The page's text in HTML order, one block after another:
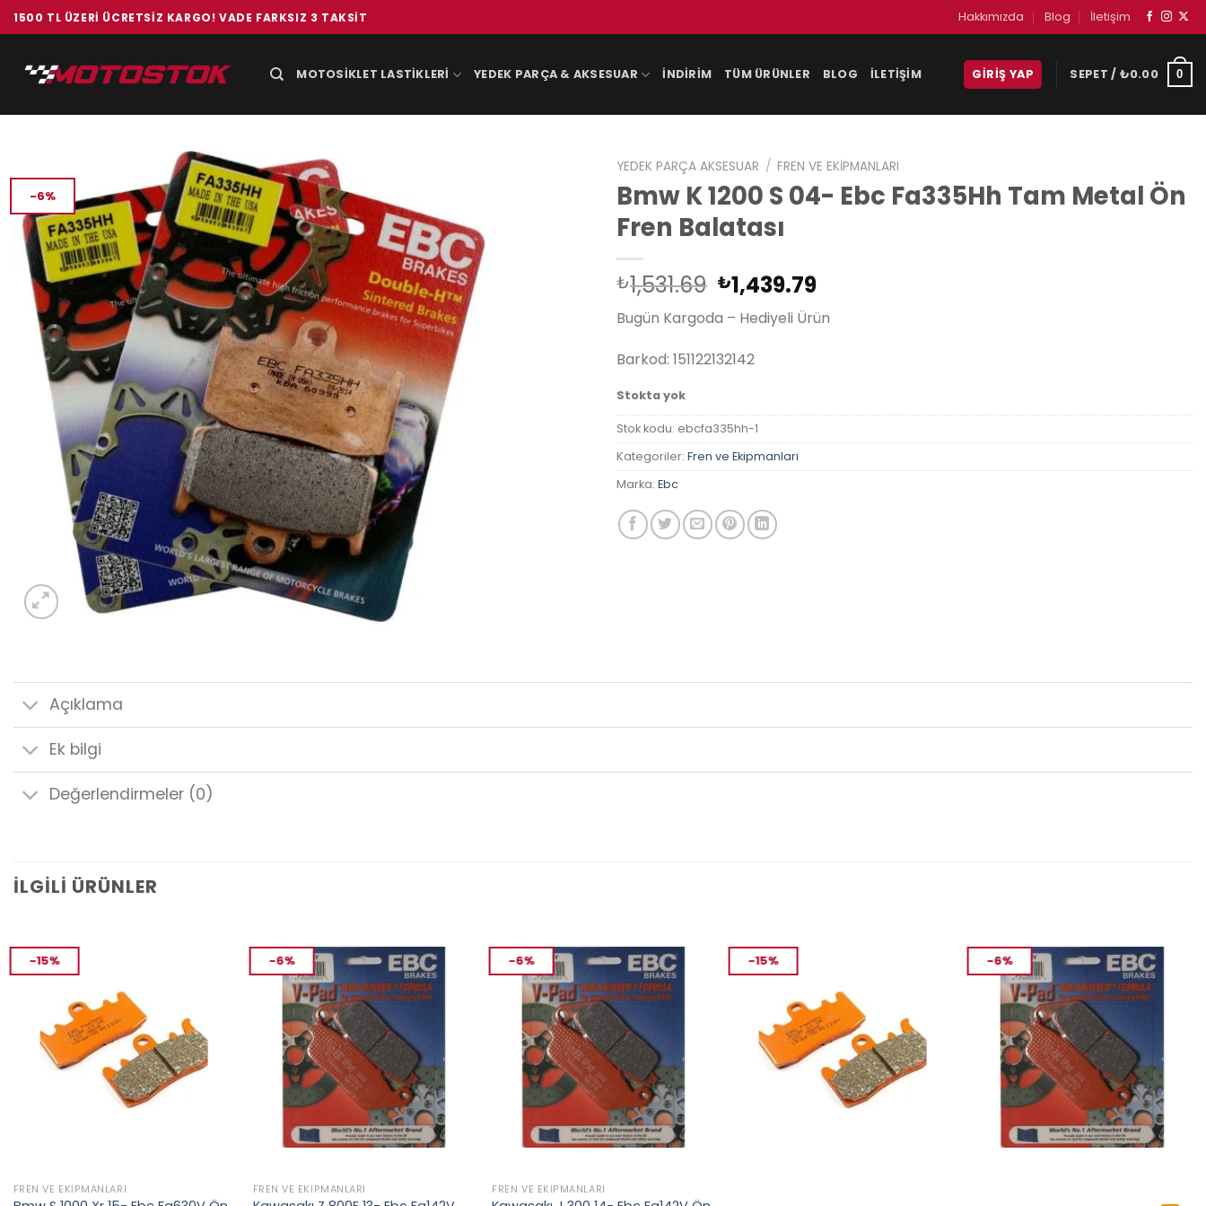
İçeriğe
atla
1500 TL ÜZERI ÜCRETSIZ KARGO! VADE FARKSIZ 3 TAKSIT Hakkımızda Blog İletişim
MOTOSIKLET LASTIKLERI YEDEK PARÇA & AKSESUAR İNDIRIM TÜM ÜRÜNLER BLOG İLETIŞIM GIRIŞ YAP SEPET / ₺0.00 0
-6%
YEDEK PARÇA AKSESUAR / FREN VE EKIPMANLARI
Bmw K 1200 S 04- Ebc Fa335Hh Tam Metal Ön
Fren Balatası
₺1,531.69 Orijinal
fiyat:
₺1,531.69.
₺1,439.79Şu
andaki
fiyat:
Bugün Kargoda – Hediyeli Ürün
Barkod: 151122132142
Stokta yok
Stok kodu: ebcfa335hh-1
Kategoriler: Fren ve Ekipmanları
Marka: Ebc
Açıklama
Ek bilgi
Değerlendirmeler (0)
İLGILI ÜRÜNLER
-15%
FREN VE EKIPMANLARI
-6%
FREN VE EKIPMANLARI
-6%
FREN VE EKIPMANLARI
-15% -6%